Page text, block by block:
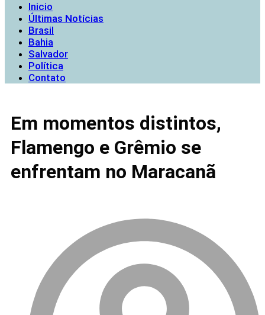
Inicio
Últimas Notícias
Brasil
Bahia
Salvador
Política
Contato
Em momentos distintos,
Flamengo e Grêmio se
enfrentam no Maracanã